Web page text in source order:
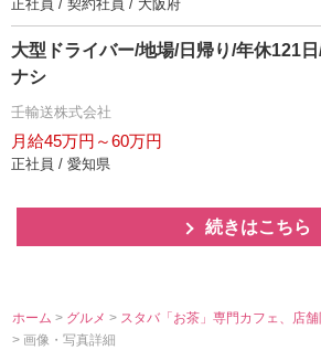
正社員 / 契約社員 / 大阪府
大型ドライバー/地場/日帰り/年休121
ナシ
壬輸送株式会社
月給45万円～60万円
正社員 / 愛知県
続きはこちら
ホーム > グルメ> スタバ「お茶」専門カフェ、店
> 画像・写真詳細